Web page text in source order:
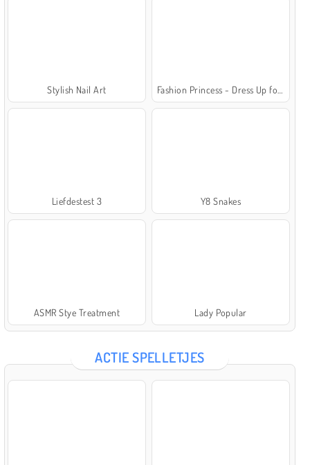
Stylish Nail Art
Liefdestest 3 Y8 Snakes
ASMR Stye Treatment Lady Popular
ACTIE SPELLETJES